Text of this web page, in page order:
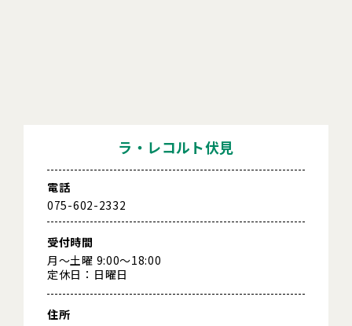
ラ・レコルト伏見
電話
075-602-2332
受付時間
月～土曜 9:00～18:00
定休日：日曜日
住所